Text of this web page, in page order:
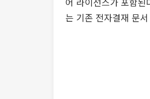
는 기존 전자결재 문